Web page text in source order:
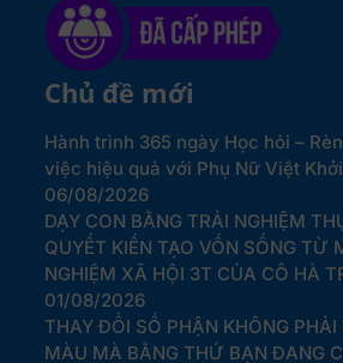
Chủ đề mới
Hành trình 365 ngày Học hỏi –
việc hiệu quả với Phụ Nữ Việt
06/08/2026
DẠY CON BẰNG TRẢI NGHIỆM
QUYẾT KIẾN TẠO VỐN SỐNG TỪ
NGHIỆM XÃ HỘI 3T CỦA CÔ HÀ
01/08/2026
THAY ĐỔI SỐ PHẬN KHÔNG PHẢI
MÀU MÀ BẰNG THỨ BẠN ĐANG